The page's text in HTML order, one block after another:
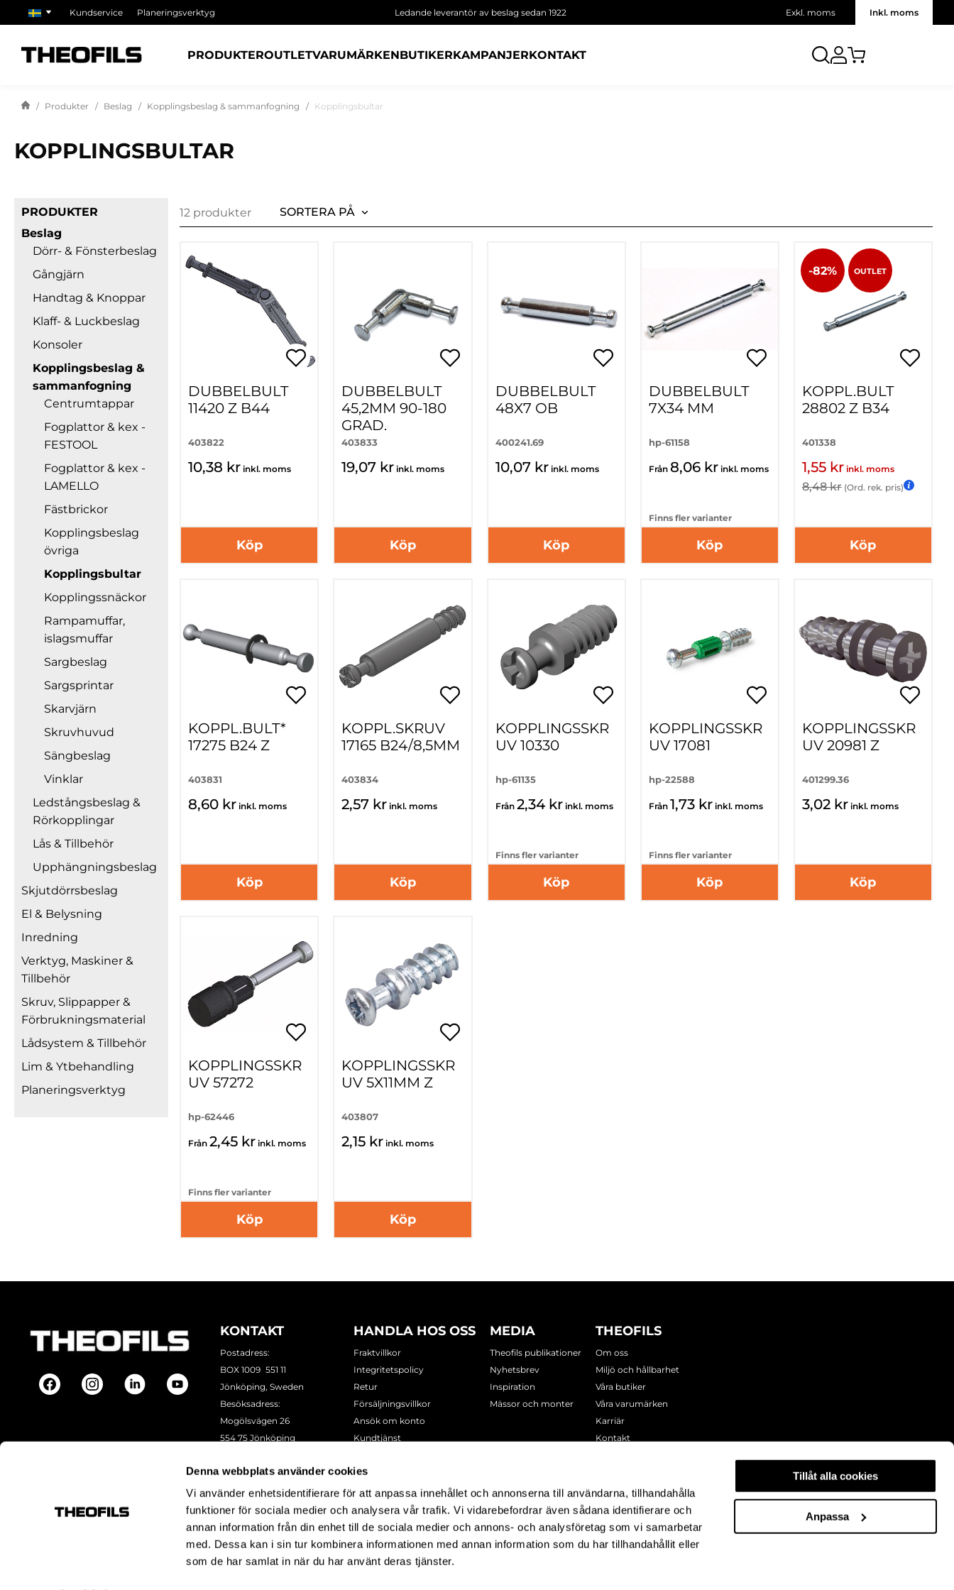
Denna webbplats använder cookies
Vi använder enhetsidentifierare för att anpassa innehållet och annonserna till användarna, tillhandahålla
funktioner för sociala medier och analysera vår trafik. Vi vidarebefordrar även sådana identifierare och
annan information från din enhet till de sociala medier och annons- och analysföretag som vi samarbetar
med. Dessa kan i sin tur kombinera informationen med annan information som du har tillhandahållit eller
som de har samlat in när du har använt deras tjänster.
Tillåt alla cookies
Anpassa
Kundservice Planeringsverktyg Ledande leverantör av beslag sedan 1922 Exkl. moms Inkl. moms
PRODUKTEROUTLETVARUMÄRKENBUTIKERKAMPANJERKONTAKT
Produkter Beslag Kopplingsbeslag & sammanfogning Kopplingsbultar
KOPPLINGSBULTAR
PRODUKTER
Beslag
Dörr- & Fönsterbeslag
Gångjärn
Handtag & Knoppar
Klaff- & Luckbeslag
Konsoler
Kopplingsbeslag &
sammanfogning
Centrumtappar
Fogplattor & kex -
FESTOOL
Fogplattor & kex -
LAMELLO
Fästbrickor
Kopplingsbeslag
övriga
Kopplingsbultar
Kopplingssnäckor
Rampamuffar,
islagsmuffar
Sargbeslag
Sargsprintar
Skarvjärn
Skruvhuvud
Sängbeslag
Vinklar
Ledstångsbeslag &
Rörkopplingar
Lås & Tillbehör
Upphängningsbeslag
Skjutdörrsbeslag
El & Belysning
Inredning
Verktyg, Maskiner &
Tillbehör
Skruv, Slippapper &
Förbrukningsmaterial
Lådsystem & Tillbehör
Lim & Ytbehandling
Planeringsverktyg
12 produkter SORTERA PÅ
DUBBELBULT
11420 Z B44
403822
10,38 kr inkl. moms
Köp
DUBBELBULT
45,2MM 90-180
GRAD.
403833
19,07 kr inkl. moms
Köp
DUBBELBULT
48X7 OB
400241.69
10,07 kr inkl. moms
Köp
DUBBELBULT
7X34 MM
hp-61158
Från 8,06 kr inkl. moms
Finns fler varianter
Köp
-82% OUTLET
KOPPL.BULT
28802 Z B34
401338
1,55 kr inkl. moms
8,48 kr (Ord. rek. pris)
Köp
KOPPL.BULT*
17275 B24 Z
403831
8,60 kr inkl. moms
Köp
KOPPL.SKRUV
17165 B24/8,5MM
403834
2,57 kr inkl. moms
Köp
KOPPLINGSSKR
UV 10330
hp-61135
Från 2,34 kr inkl. moms
Finns fler varianter
Köp
KOPPLINGSSKR
UV 17081
hp-22588
Från 1,73 kr inkl. moms
Finns fler varianter
Köp
KOPPLINGSSKR
UV 20981 Z
401299.36
3,02 kr inkl. moms
Köp
KOPPLINGSSKR
UV 57272
hp-62446
Från 2,45 kr inkl. moms
Finns fler varianter
Köp
KOPPLINGSSKR
UV 5X11MM Z
403807
2,15 kr inkl. moms
Köp
KONTAKT
Postadress:
BOX 1009 551 11
Jönköping, Sweden
Besöksadress:
Mogölsvägen 26
554 75 Jönköping
Epost:info@theofils.se
Org. nr 556154-8925
Bankgironummer 835-7378
HANDLA HOS OSS
Fraktvillkor
Integritetspolicy
Retur
Försäljningsvillkor
Ansök om konto
Kundtjänst
MEDIA
Theofils publikationer
Nyhetsbrev
Inspiration
Mässor och monter
THEOFILS
Om oss
Miljö och hållbarhet
Våra butiker
Våra varumärken
Karriär
Kontakt